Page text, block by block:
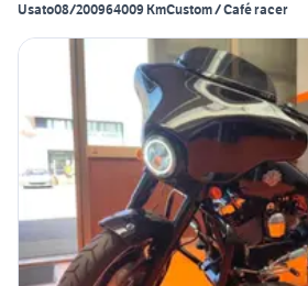
Usato08/200964009 KmCustom / Café racer